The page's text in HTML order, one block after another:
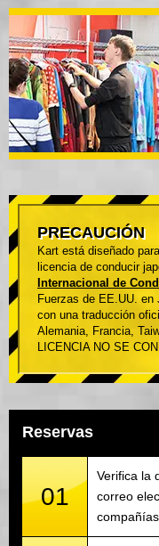
PRECAUCIÓN
Kart está diseñado
licencia de conducir
Internacional de
Fuerzas de EE.UU.
con una traducción
Alemania, Francia,
LICENCIA NO SE
Reservas
01
Verifica la
correo